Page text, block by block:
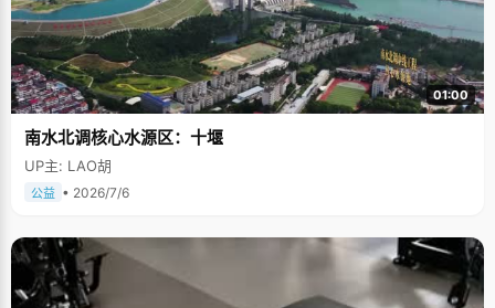
01:00
南水北调核心水源区：十堰
UP主: LAO胡
公益 • 2026/7/6